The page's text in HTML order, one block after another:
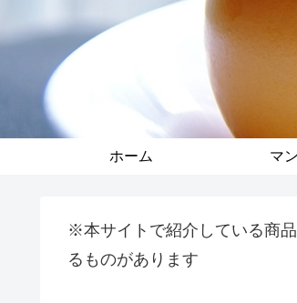
ホーム マ
※本サイトで紹介している商
るものがあります